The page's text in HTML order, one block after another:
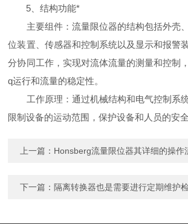
5、结构功能*
主要组件：流量限位器的结构包括外壳
位装置、传感器和控制系统以及显示和报警
分协同工作，实现对流体流量的测量和控制
q运行和流量的稳定性。
工作原理：通过机械结构和电气控制系
限制设备的运动范围，保护设备和人员的安全
上一篇： Honsberg流量限位器其详细的操作
下一篇： 隔离转换器也是需要进行定期维护